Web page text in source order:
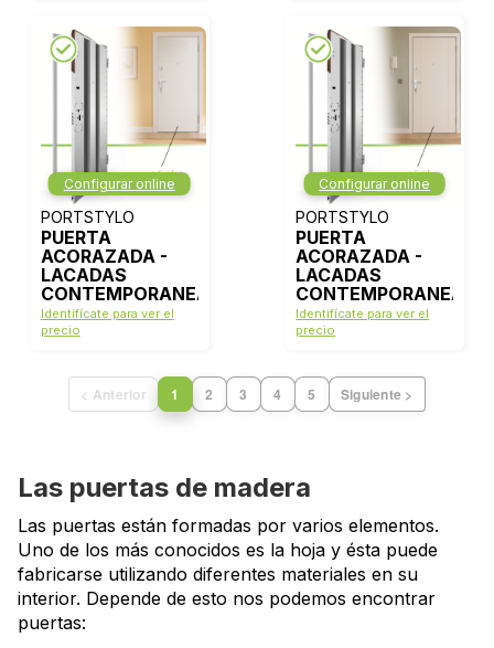
Configurar online
PORTSTYLO
PUERTA
ACORAZADA -
LACADAS
CONTEMPORANEAS
- MODELO 1000 -
BLANCO LACA
Identifícate para ver el
precio
Configurar online
PORTSTYLO
PUERTA
ACORAZADA -
LACADAS
CONTEMPORANEAS
- MODELO 1006 -
BLANCO LACA
Identifícate para ver el
precio
< Anterior 1 2 3 4 5 Siguiente >
Las puertas de madera
Las puertas están formadas por varios elementos.
Uno de los más conocidos es la hoja y ésta puede
fabricarse utilizando diferentes materiales en su
interior. Depende de esto nos podemos encontrar
puertas: